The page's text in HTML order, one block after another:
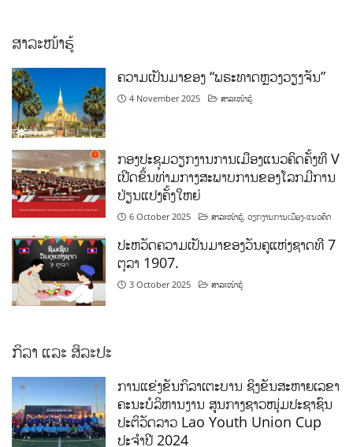
ສາລະໜ້າຮູ້
ຄວາມເປັນມາຂອງ “ພຣະທາດຫຼວງວຽງຈັນ”
4 November 2025 ສາລະໜ້າຮູ້
ກອງປະຊຸມວຽກງານການເມືອງແນວຄິດຄັ້ງທີ V
ເປີດຂຶ້ນທ່າມກາງສະພາບການຂອງໂລກມີການ
ປ່ຽນແປງຄັ້ງໃຫຍ່
6 October 2025 ສາລະໜ້າຮູ້ ,ວຽກງານການເມືອງ-ແນວຄິດ
ປະຫວັດຄວາມເປັນມາຂອງວັນຄູແຫ່ງຊາດທີ 7
ຕຸລາ 1907.
3 October 2025 ສາລະໜ້າຮູ້
ກິລາ ແລະ ສິລະປະ
ການແຂ່ງຂັນກິລາເຕະບານ ຊິງຂັນສະຫາຍເລຂາ
ຄະນະບໍລິຫານງານ ສູນກາງຊາວໜຸ່ມປະຊາຊົນ
ປະຕິວັດລາວ Lao Youth Union Cup
ປະຈຳປີ 2024